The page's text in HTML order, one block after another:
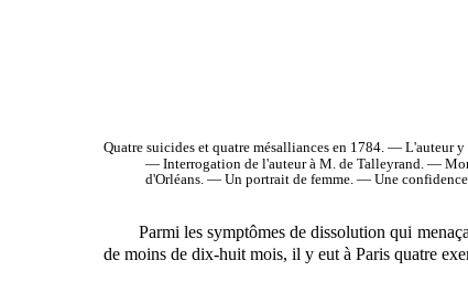
Quatre suicides et quatre mésalliances en 1784. — L'auteur
— Interrogation de l'auteur à M. de Talleyrand. —
d'Orléans. — Un portrait de femme. — Une
Parmi les symptômes de dissolution qui
de moins de dix-huit mois, il y eut à Paris quatre